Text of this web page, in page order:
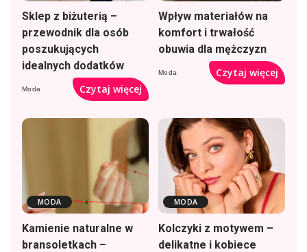
Sklep z biżuterią –
przewodnik dla osób
poszukujących
idealnych dodatków
Moda Czytaj więcej
Wpływ materiałów na
komfort i trwałość
obuwia dla mężczyzn
Moda Czytaj więcej
MODA
Kamienie naturalne w
bransoletkach –
MODA
Kolczyki z motywem –
delikatne i kobiece